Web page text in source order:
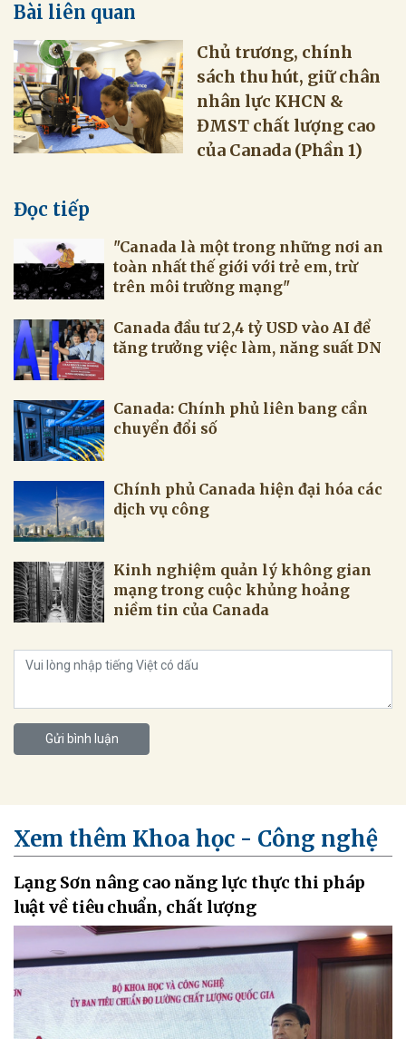
Bài liên quan
Chủ trương, chính
sách thu hút, giữ chân
nhân lực KHCN &
ĐMST chất lượng cao
của Canada (Phần 1)
Đọc tiếp
"Canada là một trong những nơi an
toàn nhất thế giới với trẻ em, trừ
trên môi trường mạng"
Canada đầu tư 2,4 tỷ USD vào AI để
tăng trưởng việc làm, năng suất DN
Canada: Chính phủ liên bang cần
chuyển đổi số
Chính phủ Canada hiện đại hóa các
dịch vụ công
Kinh nghiệm quản lý không gian
mạng trong cuộc khủng hoảng
niềm tin của Canada
Gửi bình luận
Xem thêm Khoa học - Công nghệ
Lạng Sơn nâng cao năng lực thực thi pháp
luật về tiêu chuẩn, chất lượng